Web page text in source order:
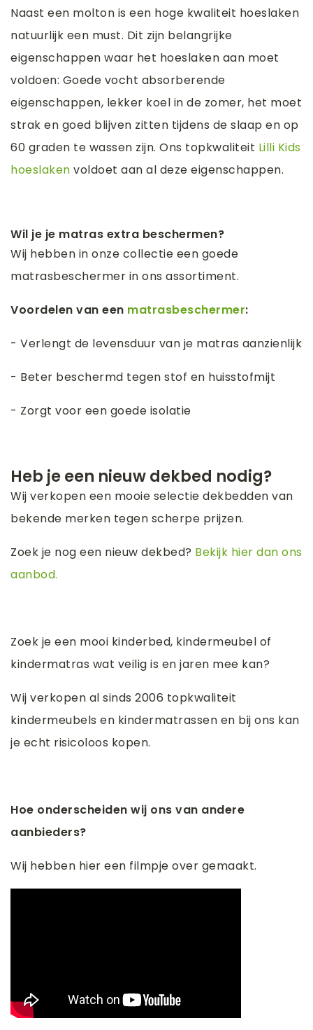
Naast een molton is een hoge kwaliteit hoeslaken
natuurlijk een must. Dit zijn belangrijke
eigenschappen waar het hoeslaken aan moet
voldoen: Goede vocht absorberende
eigenschappen, lekker koel in de zomer, het moet
strak en goed blijven zitten tijdens de slaap en op
60 graden te wassen zijn. Ons topkwaliteit Lilli Kids
hoeslaken voldoet aan al deze eigenschappen.
Wil je je matras extra beschermen?
Wij hebben in onze collectie een goede
matrasbeschermer in ons assortiment.
Voordelen van een matrasbeschermer:
- Verlengt de levensduur van je matras aanzienlijk
- Beter beschermd tegen stof en huisstofmijt
- Zorgt voor een goede isolatie
Heb je een nieuw dekbed nodig?
Wij verkopen een mooie selectie dekbedden van
bekende merken tegen scherpe prijzen.
Zoek je nog een nieuw dekbed? Bekijk hier dan ons
aanbod.
Zoek je een mooi kinderbed, kindermeubel of
kindermatras wat veilig is en jaren mee kan?
Wij verkopen al sinds 2006 topkwaliteit
kindermeubels en kindermatrassen en bij ons kan
je echt risicoloos kopen.
Hoe onderscheiden wij ons van andere
aanbieders?
Wij hebben hier een filmpje over gemaakt.